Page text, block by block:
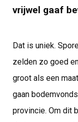
vrijwel gaaf
Dat is uniek.
zelden zo goed
groot als een
gaan
provincie. Om dit